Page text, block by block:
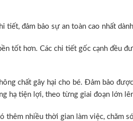
đảm bảo sự an toàn cao nhất
tốt hơn. Các chi tiết gốc cạnh đều
chất gây hại cho bé. Đảm bảo
hạ tiện lợi, theo từng giai đoạn lớn
thêm nhiều thời gian làm việc, chăm